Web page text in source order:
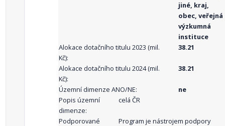
jiné, kraj,
obec, veřejná
výzkumná
instituce
Alokace dotačního titulu 2023 (mil.
Kč):
38.21
Alokace dotačního titulu 2024 (mil.
Kč):
38.21
Územní dimenze ANO/NE:
ne
Popis územní
dimenze:
celá ČR
Podporované
Program je nástrojem podpory